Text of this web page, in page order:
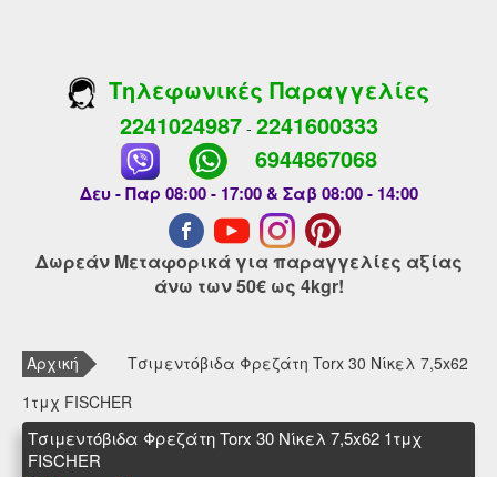
Τηλεφωνικές Παραγγελίες
2241024987- 2241600333
6944867068
Δευ - Παρ 08:00 - 17:00 & Σαβ 08:00 - 14:00
Δωρεάν Μεταφορικά για παραγγελίες αξίας
άνω των 50€ ως 4kgr!
Αρχική
Τσιμεντόβιδα Φρεζάτη Torx 30 Νίκελ 7,5x62
1τμχ FISCHER
Τσιμεντόβιδα Φρεζάτη Torx 30 Νίκελ 7,5x62 1τμχ
FISCHER